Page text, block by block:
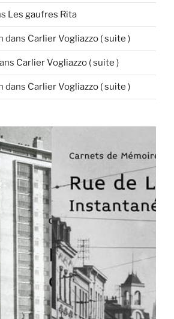
Les gaufres Rita
dans Carlier Vogliazzo ( suite )
Carlier Vogliazzo ( suite )
dans Carlier Vogliazzo ( suite )